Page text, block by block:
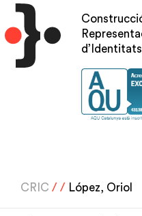
Vés
al
contingut
CRIC / / López, Oriol